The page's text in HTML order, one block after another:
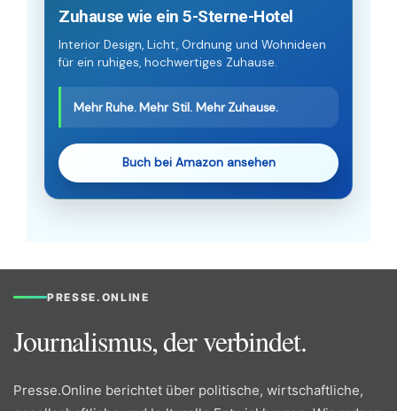
Zuhause wie ein 5-Sterne-Hotel
Interior Design, Licht, Ordnung und Wohnideen
für ein ruhiges, hochwertiges Zuhause.
Mehr Ruhe. Mehr Stil. Mehr Zuhause.
Buch bei Amazon ansehen
PRESSE.ONLINE
Journalismus, der verbindet.
Presse.Online berichtet über politische, wirtschaftliche,